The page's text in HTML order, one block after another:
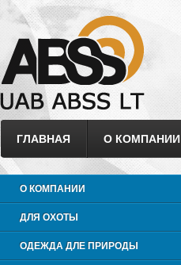
ГЛАВНАЯ О КОМПАНИИ
О КОМПАНИИ
ДЛЯ ОХОТЫ
ОДЕЖДА ДЛЕ ПРИРОДЫ